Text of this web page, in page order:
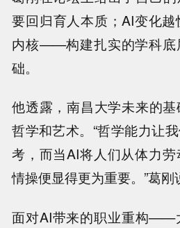
要回归育人本质；AI变化
内核——构建扎实的学科底
础。
他透露，南昌大学未来的
哲学和艺术。“哲学能力让
考，而当AI将人们从体力
情操便显得更为重要。”葛刚
面对AI带来的职业重构——